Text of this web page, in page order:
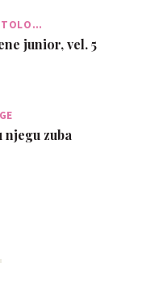
junior, vel. 5
njegu zuba